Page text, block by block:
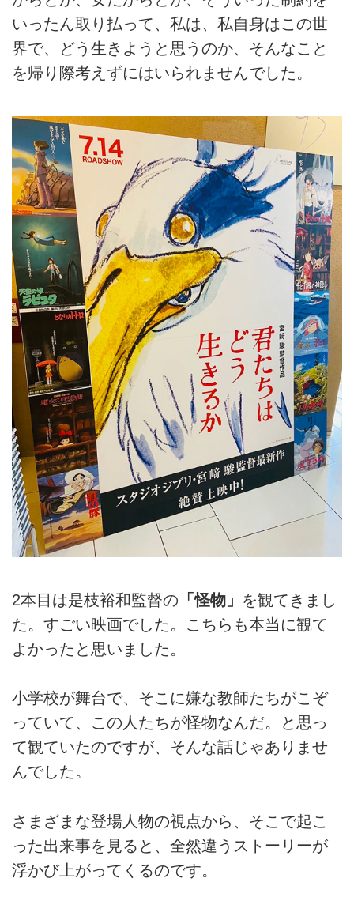
いったん取り払って、私は、私自身はこの世
界で、どう生きようと思うのか、そんなこと
を帰り際考えずにはいられませんでした。
2本目は是枝裕和監督の 「怪物」 を観てきまし
た。すごい映画でした。こちらも本当に観て
よかったと思いました。
小学校が舞台で、そこに嫌な教師たちがこぞ
っていて、この人たちが怪物なんだ。と思っ
て観ていたのですが、そんな話じゃありませ
んでした。
さまざまな登場人物の視点から、そこで起こ
った出来事を見ると、全然違うストーリーが
浮かび上がってくるのです。